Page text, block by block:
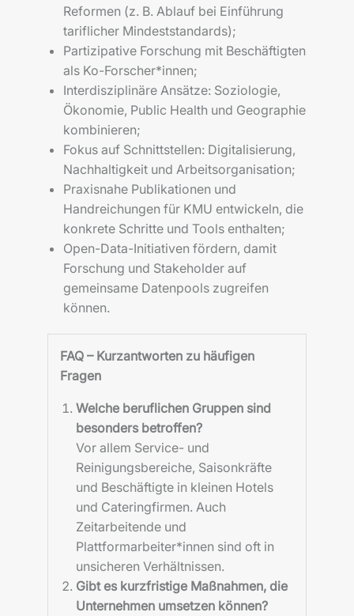
Reformen (z. B. Ablauf bei Einführung
tariflicher Mindeststandards);
Partizipative Forschung mit Beschäftigten
als Ko-Forscher*innen;
Interdisziplinäre Ansätze: Soziologie,
Ökonomie, Public Health und Geographie
kombinieren;
Fokus auf Schnittstellen: Digitalisierung,
Nachhaltigkeit und Arbeitsorganisation;
Praxisnahe Publikationen und
Handreichungen für KMU entwickeln, die
konkrete Schritte und Tools enthalten;
Open-Data-Initiativen fördern, damit
Forschung und Stakeholder auf
gemeinsame Datenpools zugreifen
können.
FAQ – Kurzantworten zu häufigen
Fragen
Welche beruflichen Gruppen sind
besonders betroffen?
Vor allem Service- und
Reinigungsbereiche, Saisonkräfte
und Beschäftigte in kleinen Hotels
und Cateringfirmen. Auch
Zeitarbeitende und
Plattformarbeiter*innen sind oft in
unsicheren Verhältnissen.
Gibt es kurzfristige Maßnahmen, die
Unternehmen umsetzen können?